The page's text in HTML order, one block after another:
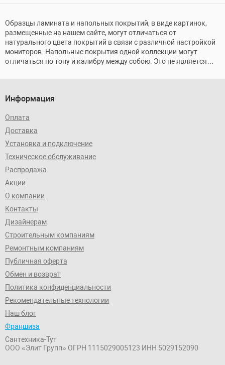
Образцы ламината и напольных покрытий, в виде картинок,
размещенные на нашем сайте, могут отличаться от
натурального цвета покрытий в связи с различной настройкой
мониторов. Напольные покрытия одной коллекции могут
отличаться по тону и калибру между собою. Это не является
Информация
Оплата
Доставка
Установка и подключение
Техническое обслуживание
Распродажа
Акции
О компании
Контакты
Дизайнерам
Строительным компаниям
Ремонтным компаниям
Публичная оферта
Обмен и возврат
Политика конфиденциальности
Рекомендательные технологии
Наш блог
Франшиза
Сантехника-Тут
ООО «Элит Групп» ОГРН 1115029005123 ИНН 5029152090